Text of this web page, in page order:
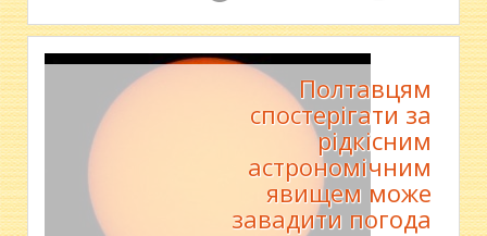
Полтавцям
спостерігати за
рідкісним
астрономічним
явищем може
завадити погода